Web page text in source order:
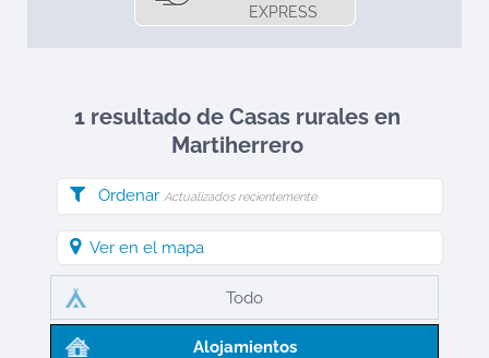
EXPRESS
1 resultado de Casas rurales en
Martiherrero
Ordenar Actualizados recientemente
Ver en el mapa
Todo
Alojamientos